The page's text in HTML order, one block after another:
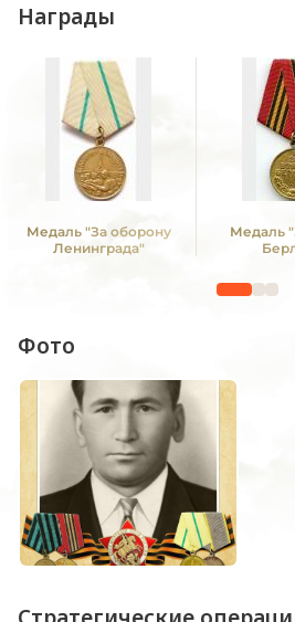
Награды
Медаль "За оборону
Ленинграда"
Медаль
Фото